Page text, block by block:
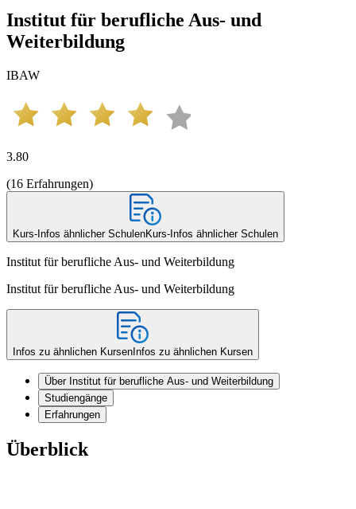
Institut für berufliche Aus- und
Weiterbildung
IBAW
3.80
(16 Erfahrungen)
Kurs-Infos ähnlicher SchulenKurs-Infos ähnlicher Schulen
Institut für berufliche Aus- und Weiterbildung
Institut für berufliche Aus- und Weiterbildung
Infos zu ähnlichen Kursen Infos zu ähnlichen Kursen
Über Institut für berufliche Aus- und Weiterbildung
Studiengänge
Erfahrungen
Überblick